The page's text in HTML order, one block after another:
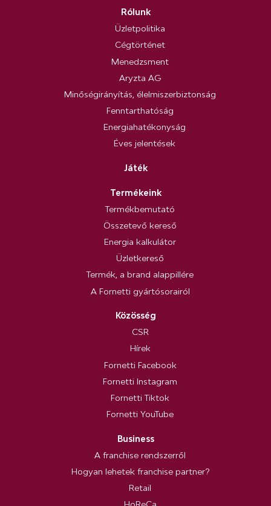
Rólunk
Üzletpolitika
Cégtörténet
Menedzsment
Aryzta AG
Minőségirányítás, élelmiszerbiztonság
Fenntarthatóság
Energiahatékonyság
Éves jelentések
Játék
Termékeink
Termékbemutató
Összetevő kereső
Energia kalkulátor
Üzletkereső
Termék, a brand alappillére
A Fornetti gyártósorairól
Közösség
CSR
Hírek
Fornetti Facebook
Fornetti Instagram
Fornetti Tiktok
Fornetti YouTube
Business
A franchise rendszerről
Hogyan lehetek franchise partner?
Retail